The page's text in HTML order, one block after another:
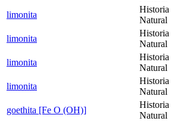
limonita
Historia
Natural
limonita
Historia
Natural
limonita
Historia
Natural
limonita
Historia
Natural
goethita [Fe O (OH)]
Historia
Natural